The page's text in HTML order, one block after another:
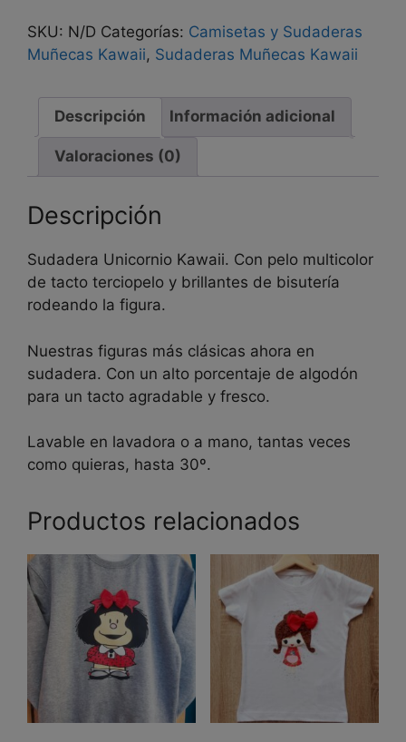
cantidad
SKU: N/D Categorías: Camisetas y Sudaderas
Muñecas Kawaii, Sudaderas Muñecas Kawaii
Descripción Información adicional
Valoraciones (0)
Descripción
Sudadera Unicornio Kawaii. Con pelo multicolor
de tacto terciopelo y brillantes de bisutería
rodeando la figura.
Nuestras figuras más clásicas ahora en
sudadera. Con un alto porcentaje de algodón
para un tacto agradable y fresco.
Lavable en lavadora o a mano, tantas veces
como quieras, hasta 30º.
Productos relacionados